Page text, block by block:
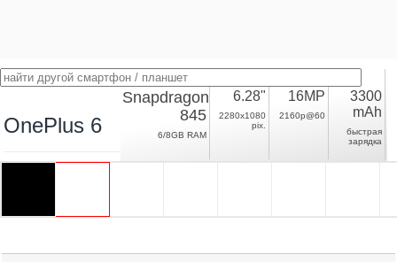
OnePlus 6
Snapdragon
845
6/8GB RAM
6.28"
2280x1080
pix.
16MP
2160p@60
3300
mAh
быстрая
зарядка